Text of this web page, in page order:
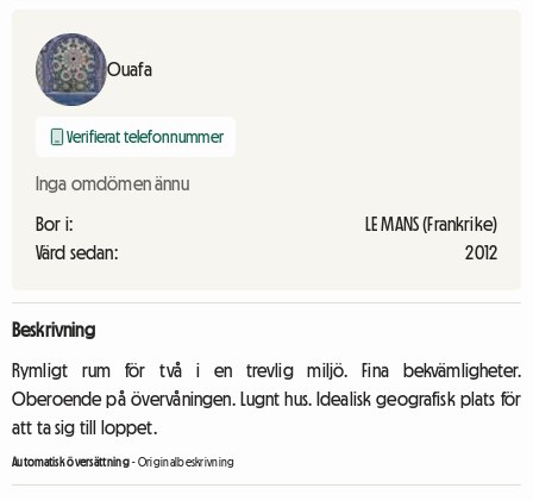
Ouafa
Verifierat telefonnummer
Inga omdömen ännu
Bor i:
LE MANS (Frankrike)
Värd sedan:
2012
Beskrivning
Rymligt rum för två i en trevlig miljö. Fina bekvämligheter.
Oberoende på övervåningen. Lugnt hus. Idealisk geografisk plats för
att ta sig till loppet.
Automatisk översättning-Originalbeskrivning